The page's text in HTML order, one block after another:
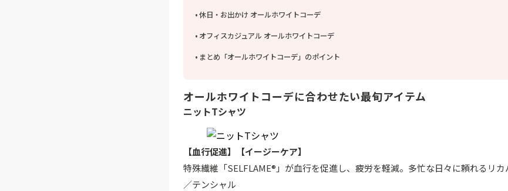
休日・お出かけ オールホワイトコーデ
オフィスカジュアル オールホワイトコーデ
まとめ「オールホワイトコーデ」のポイント
オールホワイトコーデに合わせたい最旬アイテム
ニットTシャツ
【血行促進】【イージーケア】
特殊繊維「SELFLAME®」が血行を促進し、疲労を軽減。多忙な日々に頼れるリ
／テンシャル